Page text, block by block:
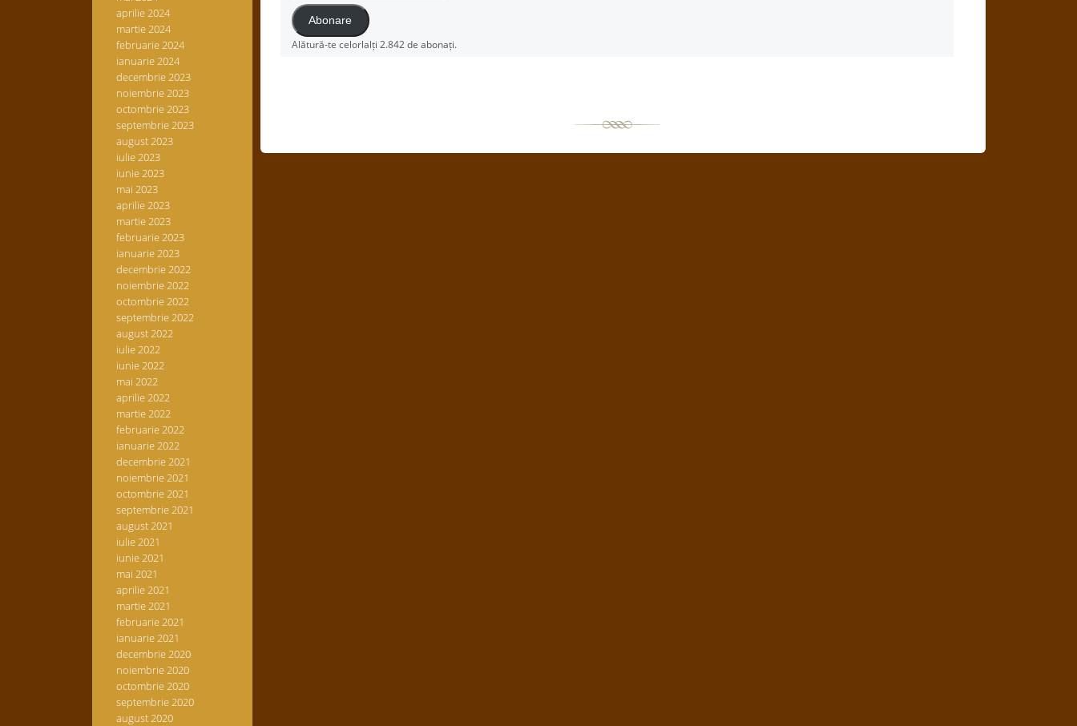
aprilie 2024
martie 2024
februarie 2024
ianuarie 2024
decembrie 2023
noiembrie 2023
octombrie 2023
septembrie 2023
august 2023
iulie 2023
iunie 2023
mai 2023
aprilie 2023
martie 2023
februarie 2023
ianuarie 2023
decembrie 2022
noiembrie 2022
octombrie 2022
septembrie 2022
august 2022
iulie 2022
iunie 2022
mai 2022
aprilie 2022
martie 2022
februarie 2022
ianuarie 2022
decembrie 2021
noiembrie 2021
octombrie 2021
septembrie 2021
august 2021
iulie 2021
iunie 2021
mai 2021
aprilie 2021
martie 2021
februarie 2021
ianuarie 2021
decembrie 2020
noiembrie 2020
octombrie 2020
septembrie 2020
august 2020
Abonare
Alătură-te celorlalți 2.842 de abonați.